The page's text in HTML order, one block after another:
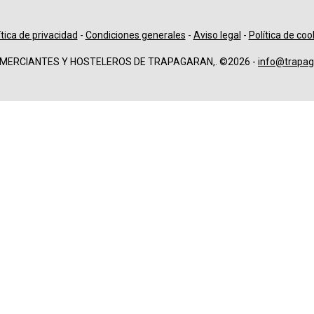
de privacidad - Condiciones generales - Aviso legal - Política de
Y HOSTELEROS DE TRAPAGARAN,. ©2026 -